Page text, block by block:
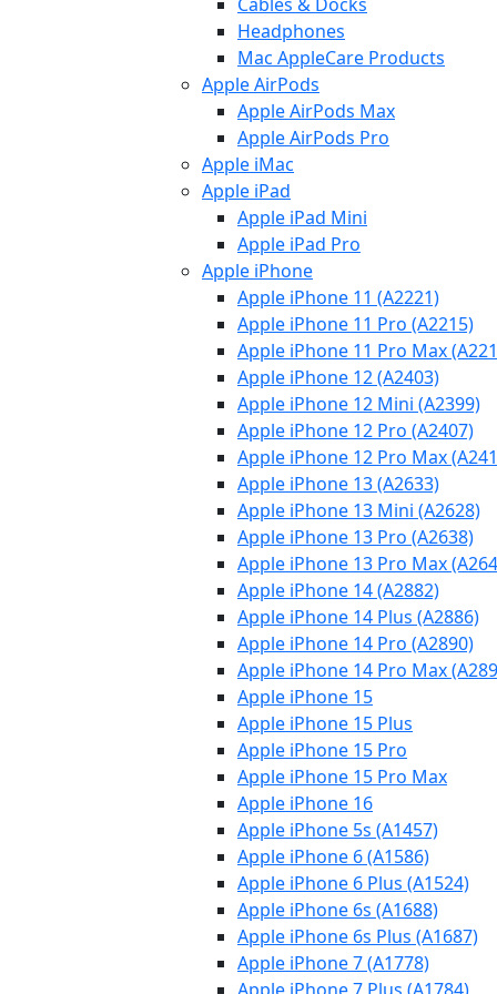
Headphones
Mac AppleCare Products
Apple AirPods
Apple AirPods Max
Apple AirPods Pro
Apple iMac
Apple iPad
Apple iPad Mini
Apple iPad Pro
Apple iPhone
Apple iPhone 11 (A2221)
Apple iPhone 11 Pro (A2215)
Apple iPhone 11 Pro Max
Apple iPhone 12 (A2403)
Apple iPhone 12 Mini (A2399)
Apple iPhone 12 Pro (A2407)
Apple iPhone 12 Pro Max
Apple iPhone 13 (A2633)
Apple iPhone 13 Mini (A2628)
Apple iPhone 13 Pro (A2638)
Apple iPhone 13 Pro Max
Apple iPhone 14 (A2882)
Apple iPhone 14 Plus (A2886)
Apple iPhone 14 Pro (A2890)
Apple iPhone 14 Pro Max
Apple iPhone 15
Apple iPhone 15 Plus
Apple iPhone 15 Pro
Apple iPhone 15 Pro Max
Apple iPhone 16
Apple iPhone 5s (A1457)
Apple iPhone 6 (A1586)
Apple iPhone 6 Plus (A1524)
Apple iPhone 6s (A1688)
Apple iPhone 6s Plus (A1687)
Apple iPhone 7 (A1778)